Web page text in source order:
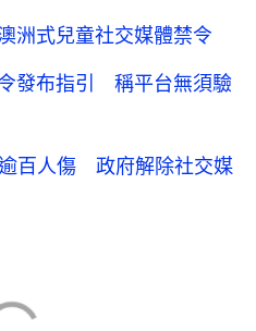
洲式兒童社交媒體禁令
發布指引 稱平台無須驗
百人傷 政府解除社交媒